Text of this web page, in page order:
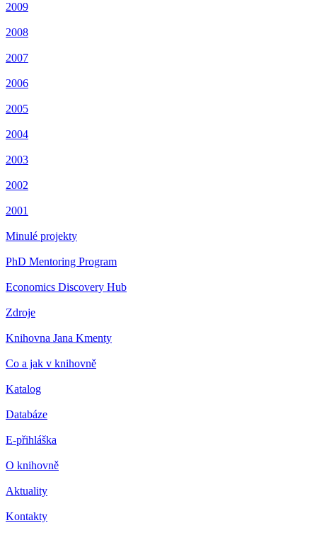
2009
2008
2007
2006
2005
2004
2003
2002
2001
Minulé projekty
PhD Mentoring Program
Economics Discovery Hub
Zdroje
Knihovna Jana Kmenty
Co a jak v knihovně
Katalog
Databáze
E-přihláška
O knihovně
Aktuality
Kontakty